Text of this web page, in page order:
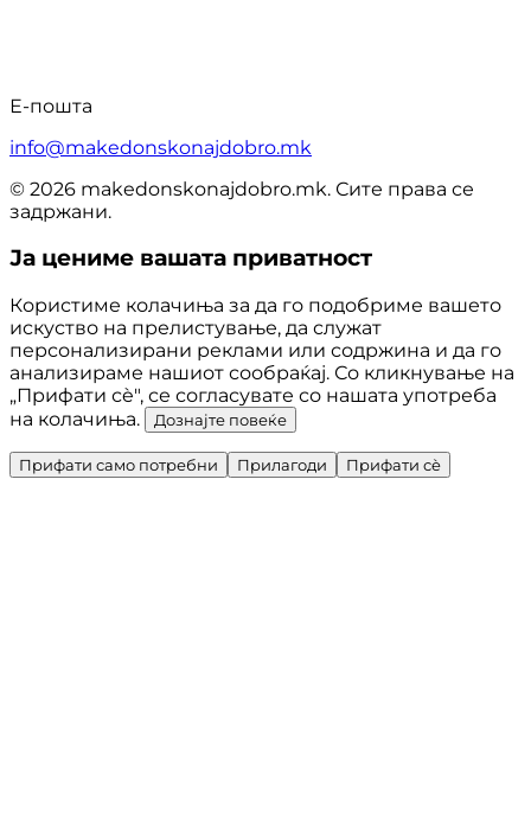
Е-пошта
info@makedonskonajdobro.mk
© 2026 makedonskonajdobro.mk. Сите права се
задржани.
Ја цениме вашата приватност
Користиме колачиња за да го подобриме вашето
искуство на прелистување, да служат
персонализирани реклами или содржина и да го
анализираме нашиот сообраќај. Со кликнување на
„Прифати сè", се согласувате со нашата употреба
на колачиња.
Дознајте повеќе
Прифати само потребни Прилагоди Прифати сè